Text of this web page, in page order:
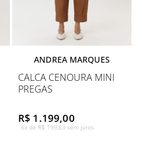
ANDREA MARQUES
CALCA CENOURA MINI
PREGAS
R$ 1.199,00
6x de R$ 199,83 sem juros